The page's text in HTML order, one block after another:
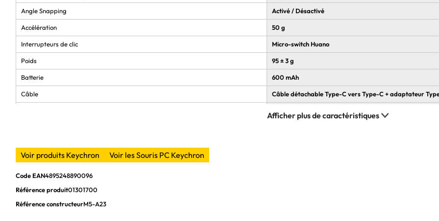
Angle Snapping Activé / Désactivé
Accélération 50 g
Interrupteurs de clic Micro-switch Huano
Poids 95 ± 3 g
Batterie 600 mAh
Câble Câble détachable Type-C vers Type-C + adaptateur
Voir produits Keychron Voir les Souris PC Keychron
Code EAN4895248890096
Référence produit01301700
Référence constructeurM5-A23